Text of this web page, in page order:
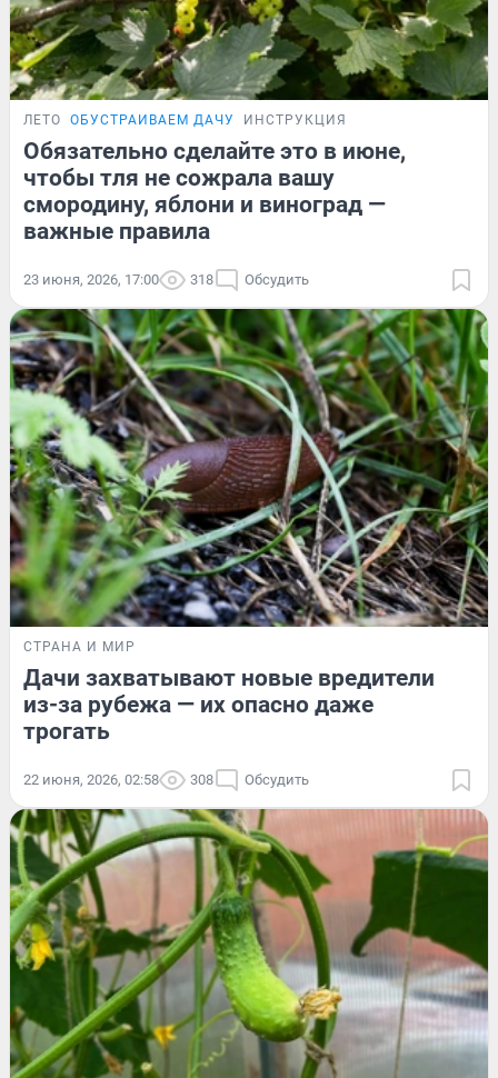
ЛЕТО ОБУСТРАИВАЕМ ДАЧУ ИНСТРУКЦИЯ
Обязательно сделайте это в июне,
чтобы тля не сожрала вашу
смородину, яблони и виноград —
важные правила
23 июня, 2026, 17:00 318 Обсудить
СТРАНА И МИР
Дачи захватывают новые вредители
из-за рубежа — их опасно даже
трогать
22 июня, 2026, 02:58 308 Обсудить